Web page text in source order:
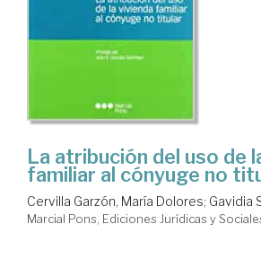
La atribución del uso de
familiar al cónyuge no
Cervilla Garzón, María Dolores; Gavidia
Marcial Pons, Ediciones Jurídicas y